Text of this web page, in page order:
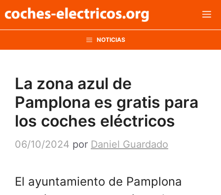
al
NOTICIAS
La zona azul de
Pamplona es gratis para
los coches eléctricos
06/10/2024 por Daniel Guardado
El ayuntamiento de Pamplona